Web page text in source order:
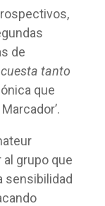
de
tanto
que
grupo que
sensibilidad